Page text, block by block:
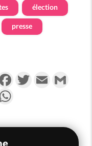
élection
presse
FacebookTwitterEmail
Messenger